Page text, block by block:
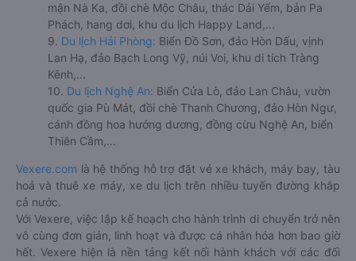
mận Nà Ka, đồi chè Mộc Châu, thác Dải Yếm, bản Pa
Phách, hang dơi, khu du lịch Happy Land,...
9. Du lịch Hải Phòng: Biển Đồ Sơn, đảo Hòn Dấu, vịnh
Lan Hạ, đảo Bạch Long Vỹ, núi Voi, khu di tích Tràng
Kênh,...
10. Du lịch Nghệ An: Biển Cửa Lò, đảo Lan Châu, vườn
quốc gia Pù Mát, đồi chè Thanh Chương, đảo Hòn Ngư,
cánh đồng hoa hướng dương, đồng cừu Nghệ An, biển
Thiên Cầm,...
Vexere.com là hệ thống hỗ trợ đặt vé xe khách, máy bay, tàu
hoả và thuê xe máy, xe du lịch trên nhiều tuyến đường khắp
cả nước.
Với Vexere, việc lập kế hoạch cho hành trình di chuyển trở nên
vô cùng đơn giản, linh hoạt và được cá nhân hóa hơn bao giờ
hết. Vexere hiện là nền tảng kết nối hành khách với các đối